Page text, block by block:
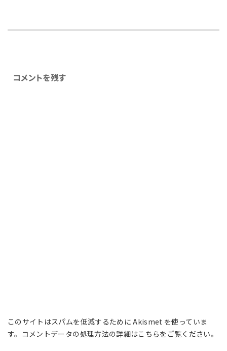
コメントを残す
このサイトはスパムを低減するために Akismet を使っていま
す。 コメントデータの処理方法の詳細はこちらをご覧ください。